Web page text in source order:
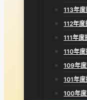
113年
112年
111年
110年
109年
101年
100年